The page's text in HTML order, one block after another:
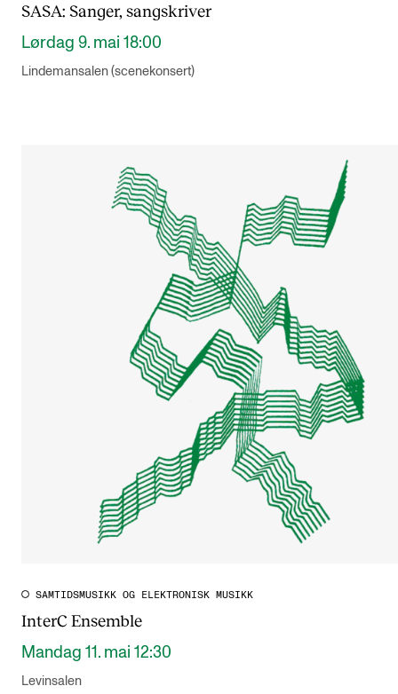
SASA: Sanger, sangskriver
Lørdag 9. mai 18:00
Lindemansalen (scenekonsert)
SAMTIDSMUSIKK OG ELEKTRONISK MUSIKK
InterC Ensemble
Mandag 11. mai 12:30
Levinsalen